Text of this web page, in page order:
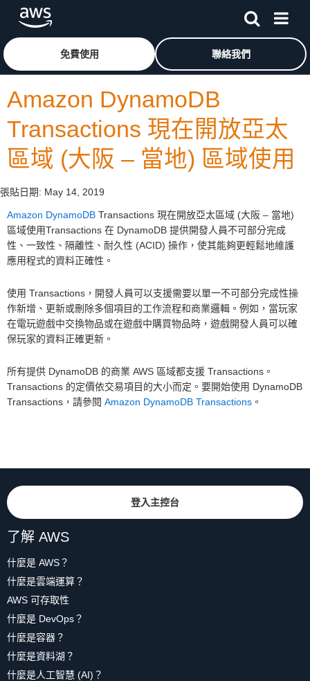
跳至主要內容按一下這裡可返回 Amazon Web Services 首頁
免費使用 聯絡我們
Amazon DynamoDB
Transactions 現在開放亞太
區域 (大阪 – 當地) 區域使用
張貼日期: May 14, 2019
Amazon DynamoDB Transactions 現在開放亞太區域 (大阪 – 當地)
區域使用Transactions 在 DynamoDB 提供開發人員不可部分完成
性、一致性、隔離性、耐久性 (ACID) 操作，使其能夠更輕鬆地維護
應用程式的資料正確性。
使用 Transactions，開發人員可以支援需要以單一不可部分完成性操
作新增、更新或刪除多個項目的工作流程和商業邏輯。例如，當玩家
在電玩遊戲中交換物品或在遊戲中購買物品時，遊戲開發人員可以確
保玩家的資料正確更新。
所有提供 DynamoDB 的商業 AWS 區域都支援 Transactions。
Transactions 的定價依交易項目的大小而定。要開始使用 DynamoDB
Transactions，請參閱 Amazon DynamoDB Transactions 。
登入主控台
了解 AWS
什麼是 AWS？
什麼是雲端運算？
AWS 可存取性
什麼是 DevOps？
什麼是容器？
什麼是資料湖？
什麼是人工智慧 (AI)？